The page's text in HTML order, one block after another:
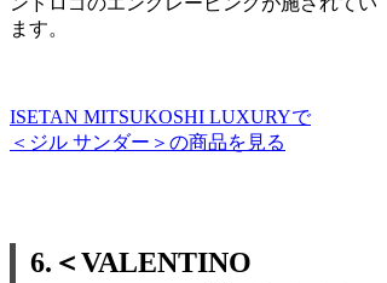
ます。
ISETAN MITSUKOSHI LUXURYで
＜ジル サンダー＞の商品を見る
6.＜VALENTINO